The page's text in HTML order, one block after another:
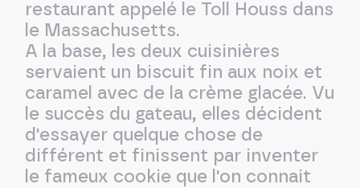
restaurant appelé le Toll Houss dans
le Massachusetts.
A la base, les deux cuisinières
servaient un biscuit fin aux noix et
caramel avec de la crème glacée. Vu
le succès du gateau, elles décident
d'essayer quelque chose de
différent et finissent par inventer
le fameux cookie que l'on connait